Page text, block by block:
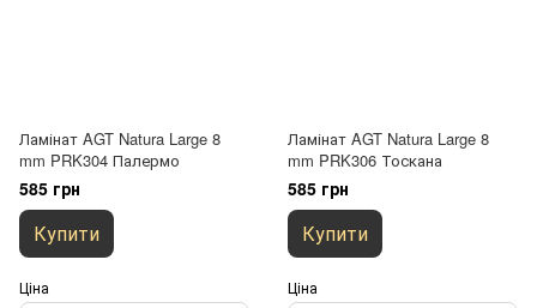
Ламінат AGT Natura Large 8
mm PRK304 Палермо
585 грн
Купити
Ціна
Ламінат AGT Natura Large 8
mm PRK306 Тоскана
585 грн
Купити
Ціна